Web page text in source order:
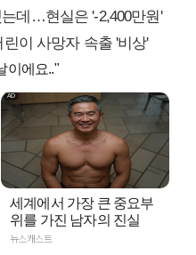
데…현실은 '-2,400만원'
이 사망자 속출 '비상'
이에요.."
세계에서 가장 큰 중요부
위를 가진 남자의 진실
뉴스캐스트